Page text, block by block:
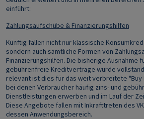
einführt:
Zahlungsaufschübe & Finanzierungshilfen
Künftig fallen nicht nur klassische
sondern auch sämtliche Formen von
Finanzierungshilfen. Die bisherige Ausnahme
gebührenfreie Kreditverträge wurde
relevant ist dies für das weit verbreitete "Buy
bei denen Verbraucher häufig zins- und
Dienstleistungen erwerben und im Lauf der
Diese Angebote fallen mit Inkrafttreten des
dessen Anwendungsbereich.